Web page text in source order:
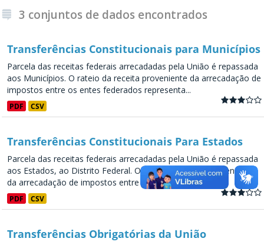
3 conjuntos de dados encontrados
Transferências Constitucionais para Municípios
Parcela das receitas federais arrecadadas pela União é repassada
aos Municípios. O rateio da receita proveniente da arrecadação de
impostos entre os entes federados representa...
PDF CSV
Transferências Constitucionais Para Estados
Parcela das receitas federais arrecadadas pela União é repassada
aos Estados, ao Distrito Federal. O rateio da receita proveniente
da arrecadação de impostos entre os entes...
PDF CSV
Transferências Obrigatórias da União